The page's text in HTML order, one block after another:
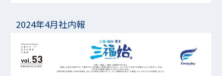
2024年4月社内報